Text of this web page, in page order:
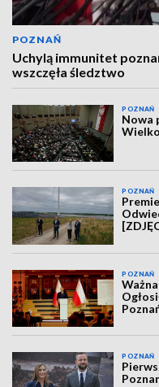
POZNAŃ
Uchylą immunitet
wszczęła śledztwo
POZNAŃ
Nowa
POZNAŃ
POZNAŃ
POZNAŃ